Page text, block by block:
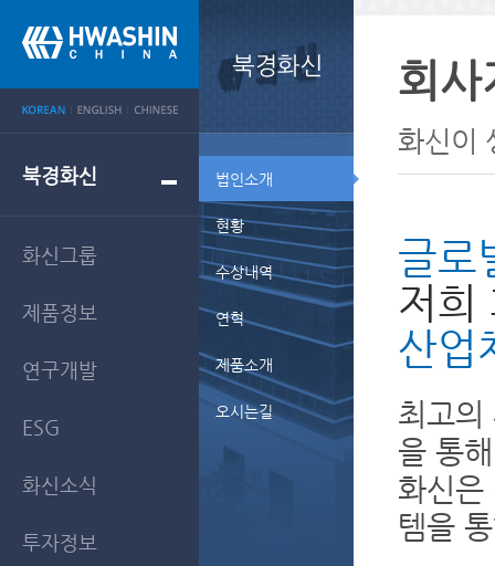
북경화신 법인소개
현황
수상내역
연혁
제품소개
오시는길
화신그룹
제품정보
연구개발
ESG
화신소식
투자정보
회사
화신이
글로
저희
산업
최고의
을 통
화신은
템을